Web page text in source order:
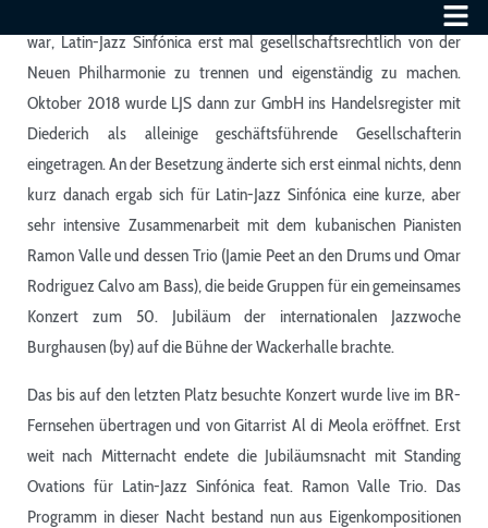
Diese kleine, erste Tour brachte einige Erkenntnisse. Eine davon
war, Latin-Jazz Sinfónica erst mal gesellschaftsrechtlich von der
Neuen Philharmonie zu trennen und eigenständig zu machen.
Oktober 2018 wurde LJS dann zur GmbH ins Handelsregister mit
Diederich als alleinige geschäftsführende Gesellschafterin
eingetragen. An der Besetzung änderte sich erst einmal nichts, denn
kurz danach ergab sich für Latin-Jazz Sinfónica eine kurze, aber
sehr intensive Zusammenarbeit mit dem kubanischen Pianisten
Ramon Valle und dessen Trio (Jamie Peet an den Drums und Omar
Rodriguez Calvo am Bass), die beide Gruppen für ein gemeinsames
Konzert zum 50. Jubiläum der internationalen Jazzwoche
Burghausen (by) auf die Bühne der Wackerhalle brachte.
Das bis auf den letzten Platz besuchte Konzert wurde live im BR-
Fernsehen übertragen und von Gitarrist Al di Meola eröffnet. Erst
weit nach Mitternacht endete die Jubiläumsnacht mit Standing
Ovations für Latin-Jazz Sinfónica feat. Ramon Valle Trio. Das
Programm in dieser Nacht bestand nun aus Eigenkompositionen